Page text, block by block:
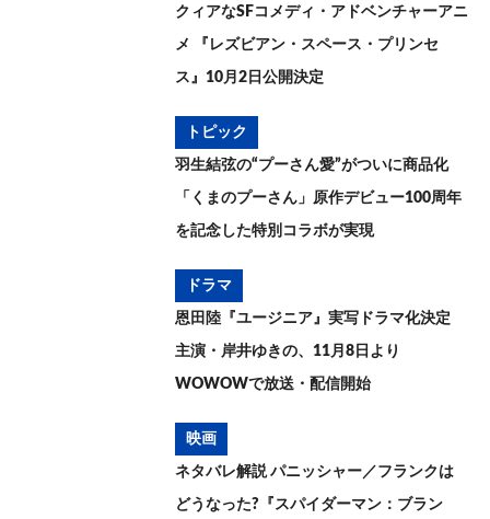
クィアなSFコメディ・アドベンチャーアニ
メ 『レズビアン・スペース・プリンセ
ス』10月2日公開決定
トピック
羽生結弦の“プーさん愛”がついに商品化
「くまのプーさん」原作デビュー100周年
を記念した特別コラボが実現
ドラマ
恩田陸『ユージニア』実写ドラマ化決定
主演・岸井ゆきの、11月8日より
WOWOWで放送・配信開始
映画
ネタバレ解説 パニッシャー／フランクは
どうなった?『スパイダーマン：ブラン